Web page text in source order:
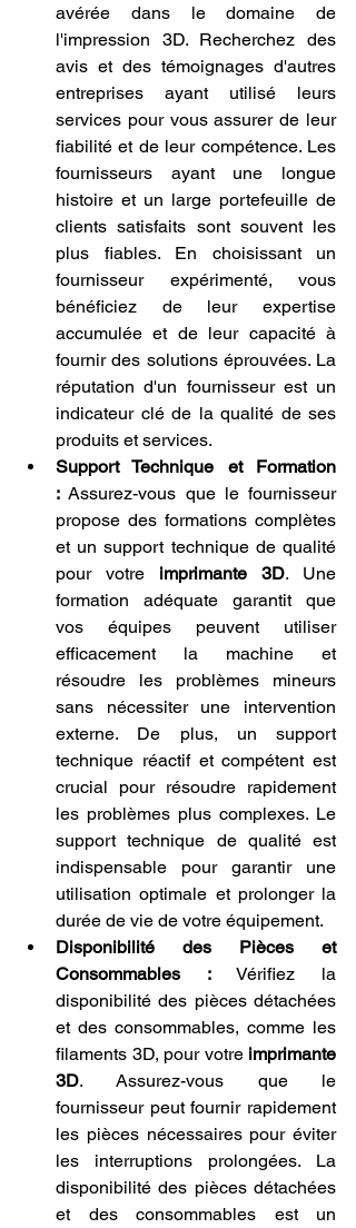
avérée dans le domaine de
l'impression 3D. Recherchez des
avis et des témoignages d'autres
entreprises ayant utilisé leurs
services pour vous assurer de leur
fiabilité et de leur compétence. Les
fournisseurs ayant une longue
histoire et un large portefeuille de
clients satisfaits sont souvent les
plus fiables. En choisissant un
fournisseur expérimenté, vous
bénéficiez de leur expertise
accumulée et de leur capacité à
fournir des solutions éprouvées. La
réputation d'un fournisseur est un
indicateur clé de la qualité de ses
produits et services.
Support Technique et Formation
: Assurez-vous que le fournisseur
propose des formations complètes
et un support technique de qualité
pour votre imprimante 3D. Une
formation adéquate garantit que
vos équipes peuvent utiliser
efficacement la machine et
résoudre les problèmes mineurs
sans nécessiter une intervention
externe. De plus, un support
technique réactif et compétent est
crucial pour résoudre rapidement
les problèmes plus complexes. Le
support technique de qualité est
indispensable pour garantir une
utilisation optimale et prolonger la
durée de vie de votre équipement.
Disponibilité des Pièces et
Consommables : Vérifiez la
disponibilité des pièces détachées
et des consommables, comme les
filaments 3D, pour votre imprimante
3D. Assurez-vous que le
fournisseur peut fournir rapidement
les pièces nécessaires pour éviter
les interruptions prolongées. La
disponibilité des pièces détachées
et des consommables est un